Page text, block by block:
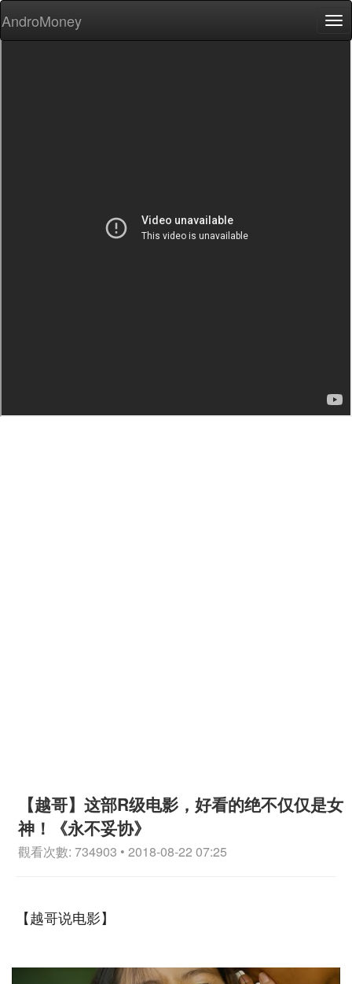
AndroMoney
【越哥】这部R级电影，好看的绝不仅仅是女
神！《永不妥协》
觀看次數: 734903 • 2018-08-22 07:25
【越哥说电影】